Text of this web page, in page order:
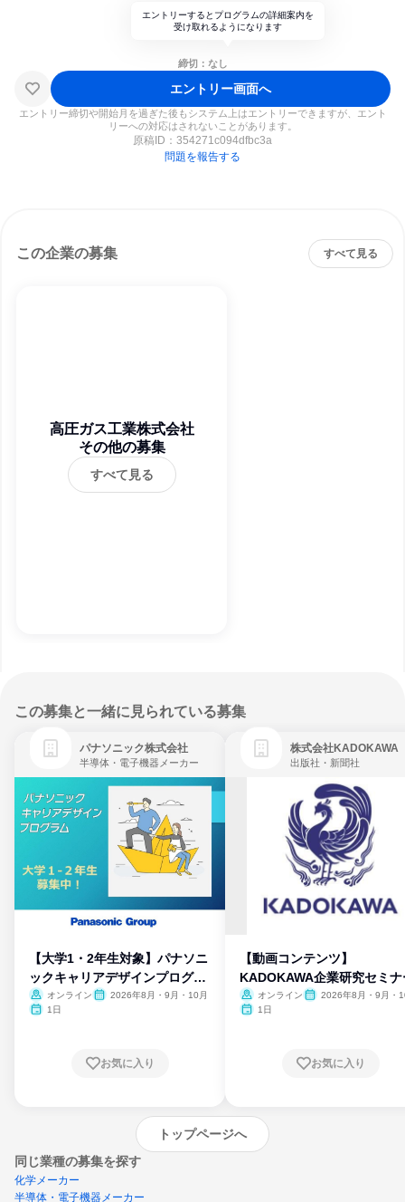
エントリーするとプログラムの詳細案内を
受け取れるようになります
締切：なし
エントリー画面へ
エントリー締切や開始月を過ぎた後もシステム上はエントリーできますが、エント
リーへの対応はされないことがあります。
原稿ID： 354271c094dfbc3a
問題を報告する
この企業の募集 すべて見る
高圧ガス工業株式会社
その他の募集
すべて見る
この募集と一緒に見られている募集
パナソニック株式会社
半導体・電子機器メーカー
【大学1・2年生対象】パナソニ
ックキャリアデザインプログラ
ム
オンライン
2026年8月・9月・10月
1日
お気に入り
株式会社KADOKAWA
出版社・新聞社
【動画コンテンツ】
KADOKAWA企業研究セミナ
オンライン
2026年8月・9月・
1日
お気に入り
トップページへ
同じ業種の募集を探す
化学メーカー
半導体・電子機器メーカー